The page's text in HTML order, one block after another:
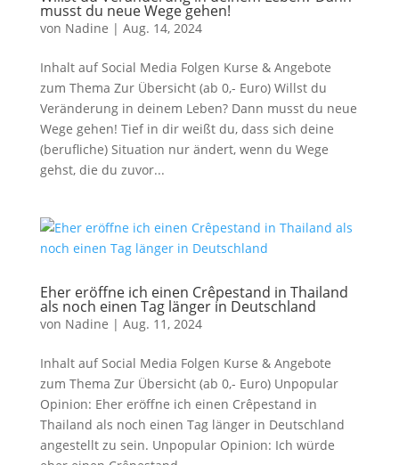
musst du neue Wege gehen!
von Nadine | Aug. 14, 2024
Inhalt auf Social Media Folgen Kurse & Angebote
zum Thema Zur Übersicht (ab 0,- Euro) Willst du
Veränderung in deinem Leben? Dann musst du neue
Wege gehen! Tief in dir weißt du, dass sich deine
(berufliche) Situation nur ändert, wenn du Wege
gehst, die du zuvor...
Eher eröffne ich einen Crêpestand in Thailand
als noch einen Tag länger in Deutschland
von Nadine | Aug. 11, 2024
Inhalt auf Social Media Folgen Kurse & Angebote
zum Thema Zur Übersicht (ab 0,- Euro) Unpopular
Opinion: Eher eröffne ich einen Crêpestand in
Thailand als noch einen Tag länger in Deutschland
angestellt zu sein. Unpopular Opinion: Ich würde